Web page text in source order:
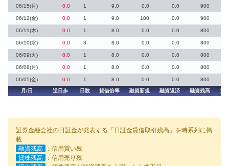
06/15(月) 0.0 1 9.0 0.0 0.0 900
06/12(金) 0.0 1 9.0 100 0.0 900
06/11(木) 0.0 1 8.0 0.0 0.0 800
06/10(水) 0.0 3 8.0 0.0 0.0 800
06/09(火) 0.0 1 8.0 0.0 0.0 800
06/08(月) 0.0 1 8.0 0.0 0.0 800
06/05(金) 0.0 1 8.0 0.0 0.0
800
月/日
逆日歩 日数 貸借倍率 融資新規 融資返済 融資残高 貸
証券金融会社の日証金が発表する「日証金貸借取引残高」を時系列に掲
載
融資残高
：信用買い残
貸株残高
：信用売り残